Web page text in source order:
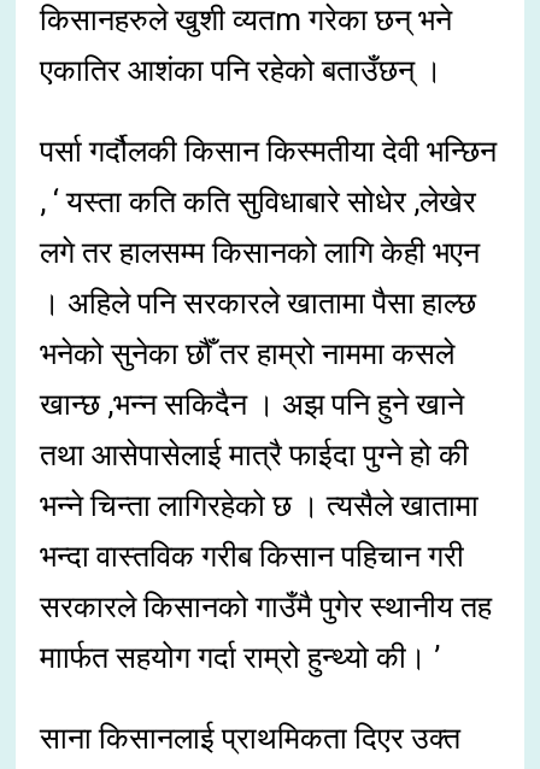
किसानहरुले खुशी व्यतm गरेका छन् भने
एकातिर आशंका पनि रहेको बताउँछन् ।
पर्सा गर्दौलकी किसान किस्मतीया देवी भन्छिन
, ‘ यस्ता कति कति सुविधाबारे सोधेर ,लेखेर
लगे तर हालसम्म किसानको लागि केही भएन
। अहिले पनि सरकारले खातामा पैसा हाल्छ
भनेको सुनेका छौँ तर हाम्रो नाममा कसले
खान्छ ,भन्न सकिदैन । अझ पनि हुने खाने
तथा आसेपासेलाई मात्रै फाईदा पुग्ने हो की
भन्ने चिन्ता लागिरहेको छ । त्यसैले खातामा
भन्दा वास्तविक गरीब किसान पहिचान गरी
सरकारले किसानको गाउँमै पुगेर स्थानीय तह
माार्फत सहयोग गर्दा राम्रो हुन्थ्यो की। ’
साना किसानलाई प्राथमिकता दिएर उक्त